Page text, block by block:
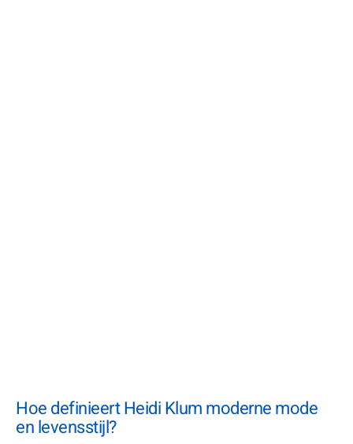
Hoe definieert Heidi Klum moderne mode
en levensstijl?